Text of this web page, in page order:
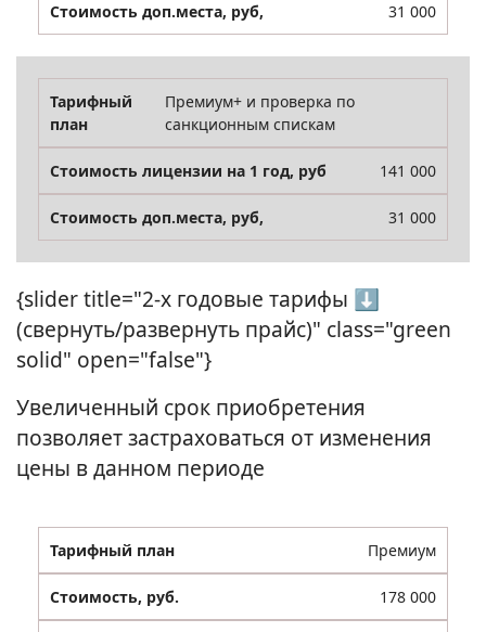
31 000
Премиум+ и проверка по
санкционным спискам
141 000
31 000
{slider title="2-х годовые тарифы ⬇
(свернуть/развернуть прайс)" class="green
solid" open="false"}
Увеличенный срок приобретения
позволяет застраховаться от изменения
цены в данном периоде
Премиум
178 000